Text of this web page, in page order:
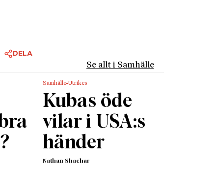
väg
att de
bara
Av
till sin
DELA
Se allt i Samhälle
Samhälle Utrikes
Kubas öde
vilar i USA:s
händer
Nathan Shachar